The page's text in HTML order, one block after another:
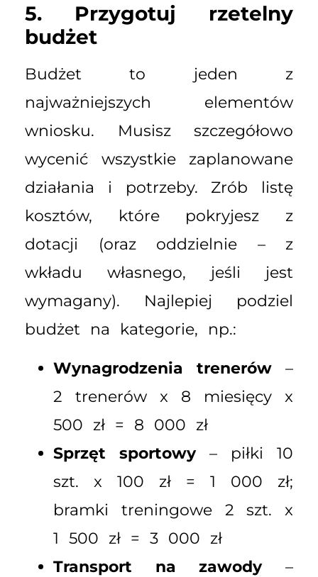
5. Przygotuj rzetelny
budżet
Budżet to jeden z
najważniejszych elementów
wniosku. Musisz szczegółowo
wycenić wszystkie zaplanowane
działania i potrzeby. Zrób listę
kosztów, które pokryjesz z
dotacji (oraz oddzielnie – z
wkładu własnego, jeśli jest
wymagany). Najlepiej podziel
budżet na kategorie, np.:
Wynagrodzenia trenerów –
2 trenerów x 8 miesięcy x
500 zł = 8 000 zł
Sprzęt sportowy– piłki 10
szt. x 100 zł = 1 000 zł;
bramki treningowe 2 szt. x
1 500 zł = 3 000 zł
Transport na zawody–